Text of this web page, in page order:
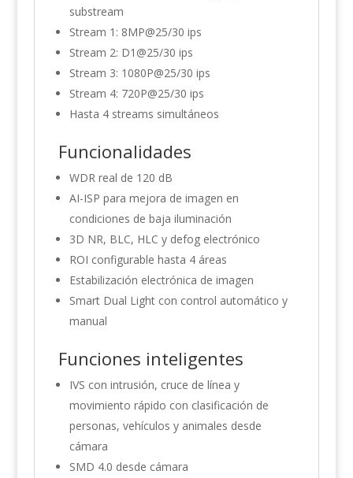
substream
Stream 1: 8MP@25/30 ips
Stream 2: D1@25/30 ips
Stream 3: 1080P@25/30 ips
Stream 4: 720P@25/30 ips
Hasta 4 streams simultáneos
Funcionalidades
WDR real de 120 dB
AI-ISP para mejora de imagen en
condiciones de baja iluminación
3D NR, BLC, HLC y defog electrónico
ROI configurable hasta 4 áreas
Estabilización electrónica de imagen
Smart Dual Light con control automático y
manual
Funciones inteligentes
IVS con intrusión, cruce de línea y
movimiento rápido con clasificación de
personas, vehículos y animales desde
cámara
SMD 4.0 desde cámara